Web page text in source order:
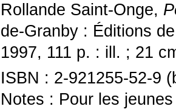
Rollande Saint-Onge,
de-Granby : Éditions
1997, 111 p. : ill. ; 21
ISBN : 2-921255-52-9
Notes : Pour les